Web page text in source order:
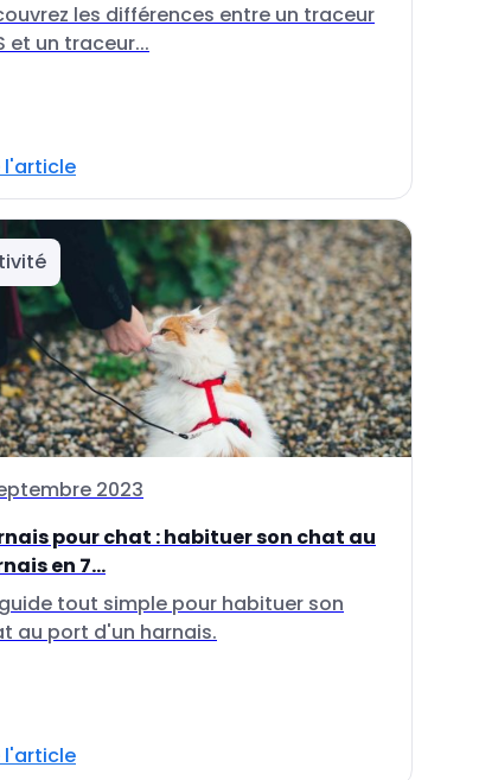
les différences entre un traceur
et un traceur...
l'article
2023
pour chat : habituer son chat au
en 7...
tout simple pour habituer son
au port d'un harnais.
l'article